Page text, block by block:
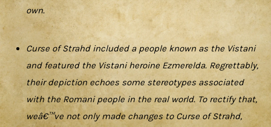
own.
Curse of Strahd included a people known as the Vistani
and featured the Vistani heroine Ezmerelda. Regrettably,
their depiction echoes some stereotypes associated
with the Romani people in the real world. To rectify that,
weâ€™ve not only made changes to Curse of Strahd,